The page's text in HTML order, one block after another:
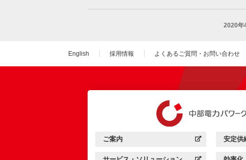
2020年
English 採用情報 よくあるご質問・お問い合わせ
中部電力パワーグリッド：
ご案内
（新しいウィンドウを開きます） 中部電
安定供
（新し